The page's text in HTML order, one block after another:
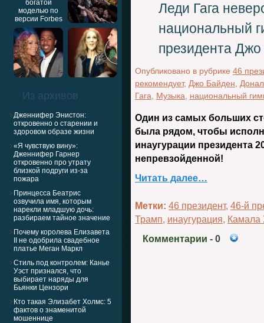
Из архивов
Дженнифер Энистон:
откровенно о старении и
здоровом образе жизни
«Я чувствую вину»:
Дженнифер Гарнер
откровенно про утрату
близкой подруги из-за
пожара
Принцесса Беатрис
озвучила имя, которым
нарекли младшую дочь:
разбираем тайное значение
Почему королева Елизавета
II не одобрила свадебное
платье Меган Маркл
Стиль под контролем: Канье
Уэст признался, что
выбирает наряды для
Бьянки Цензори
Кто такая Элизабет Холмс: 5
фактов о знаменитой
мошеннице
Леди Гага
национальный
президента
Опубликовано в рубрике 46
рекомендует, Джо Байден
Гага
Музыка национальный
Один из самых больших
была рядом, чтобы
инаугурации президента
непревзойденной!
Читать далее…
Метки: 46 президент, 46-й
Трамп, инаугурация, Камала
Комментарии - 0